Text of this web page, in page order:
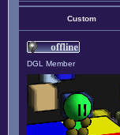
Custom
DGL Member